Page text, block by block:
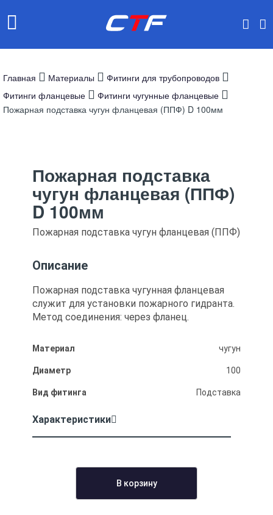
Главная Материалы
Фитинги для трубопроводов
Фитинги фланцевые
Фитинги чугунные фланцевые
Пожарная подставка чугун фланцевая (ППФ) D 100мм
Пожарная подставка
чугун фланцевая (ППФ)
D 100мм
Пожарная подставка чугун фланцевая (ППФ)
Описание
Пожарная подставка чугунная фланцевая
служит для установки пожарного гидранта.
Метод соединения: через фланец.
Материал чугун
Диаметр 100
Вид фитинга Подставка
Характеристики
В корзину